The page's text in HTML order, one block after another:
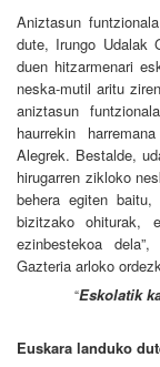
Aniztasun
dute, Irungo Udalak
duen hitzarmenari
neska-mutil aritu
aniztasun
haurrekin
Alegrek. Bestalde,
hirugarren zikloko
behera egiten baitu,
bizitzako ohiturak,
ezinbestekoa
Gazteria arloko
“Eskolatik
Euskara landuko